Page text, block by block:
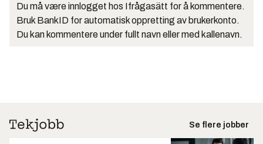
Du må være innlogget hos Ifrågasätt for å kommentere.
Bruk BankID for automatisk oppretting av brukerkonto.
Du kan kommentere under fullt navn eller med kallenavn.
Se flere jobber